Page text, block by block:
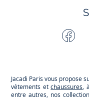
Jacadi Paris vous propose
vêtements etchaussures,
entre autres, nos